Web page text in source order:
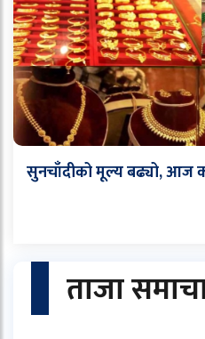
सुनचाँदीको मूल्य बढ्यो, आज
ताजा